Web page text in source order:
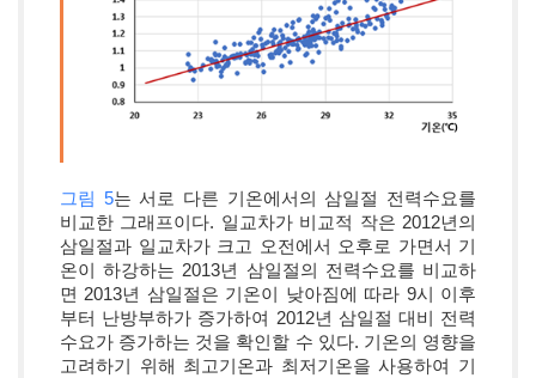
그림 5는 서로 다른 기온에서의 삼일절 전력수요를
비교한 그래프이다. 일교차가 비교적 작은 2012년의
삼일절과 일교차가 크고 오전에서 오후로 가면서 기
온이 하강하는 2013년 삼일절의 전력수요를 비교하
면 2013년 삼일절은 기온이 낮아짐에 따라 9시 이후
부터 난방부하가 증가하여 2012년 삼일절 대비 전력
수요가 증가하는 것을 확인할 수 있다. 기온의 영향을
고려하기 위해 최고기온과 최저기온을 사용하여 기